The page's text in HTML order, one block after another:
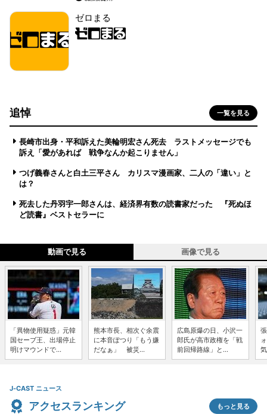
ゼロまる
追悼 一覧を見る
長崎市出身・平和訴えた美輪明宏さん死去 ラストメッセージでも
訴え「愛があれば 戦争なんか起こりません」
つげ義春さんと白土三平さん カリスマ漫画家、二人の「違い」と
は？
死去した丹羽宇一郎さんは、経済界有数の読書家だった 『死ぬほ
ど読書』ベストセラーに
動画で見る 画像で見る
「異物使用疑惑」元韓
国セーブ王、出場停止
明けマウンドで...
熊本市長、相次ぐ余震
に本音ぽつり「もう嫌
だなぁ」 被災...
広島原爆の日、小沢一
郎氏が高市政権を「戦
前回帰路線」と...
J-CAST ニュース
アクセスランキング もっと見る